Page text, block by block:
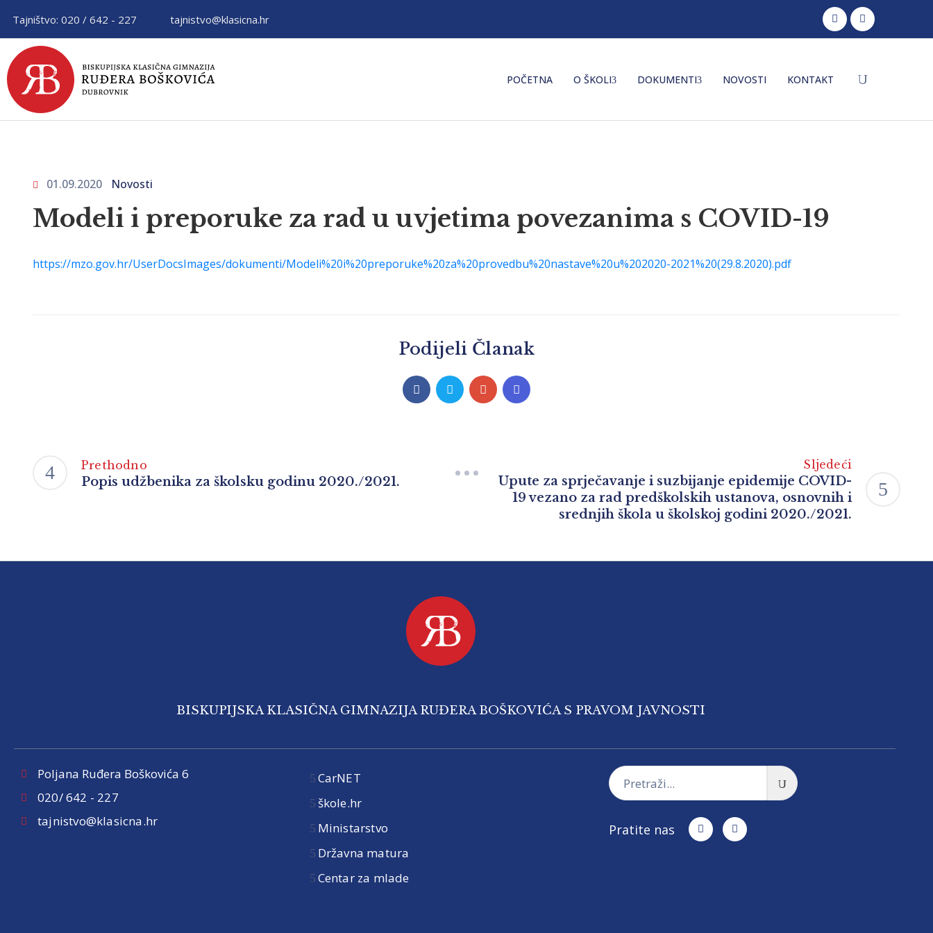
Tajništvo: 020 / 642 - 227 tajnistvo@klasicna.hr
POČETNA O ŠKOLI DOKUMENTI NOVOSTI KONTAKT
01.09.2020 Novosti
Modeli i preporuke za rad u uvjetima povezanima s COVID-19
https://mzo.gov.hr/UserDocsImages/dokumenti/Modeli%20i%20preporuke%20za%20provedbu%20nastave%20u%202020-2021%20(29.8.2020).pdf
Podijeli Članak
Prethodno
Popis udžbenika za školsku godinu 2020./2021.
Sljedeći
Upute za sprječavanje i suzbijanje epidemije COVID-
19 vezano za rad predškolskih ustanova, osnovnih i
srednjih škola u školskoj godini 2020./2021.
BISKUPIJSKA KLASIČNA GIMNAZIJA RUĐERA BOŠKOVIĆA S PRAVOM JAVNOSTI
Poljana Ruđera Boškovića 6
020/ 642 - 227
tajnistvo@klasicna.hr
CarNET
škole.hr
Ministarstvo
Državna matura
Centar za mlade
Pratite nas